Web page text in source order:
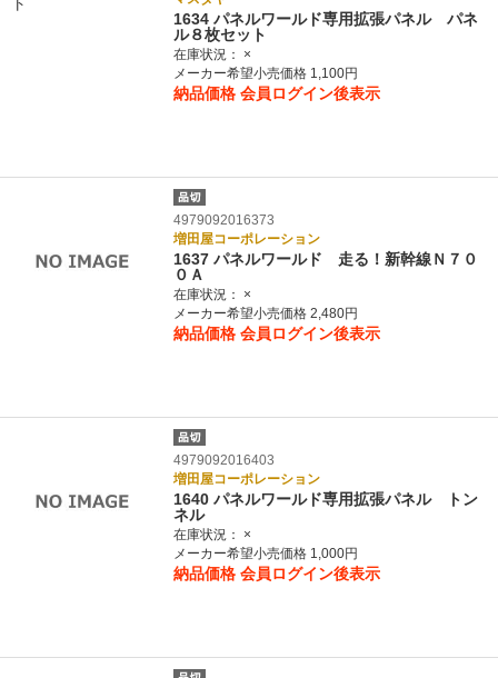
1634 パネルワールド専用拡張パネル パネ
ル８枚セット
在庫状況：
×
メーカー希望小売価格 1,100円
納品価格 会員ログイン後表示
4979092016373
増田屋コーポレーション
1637 パネルワールド 走る！新幹線Ｎ７０
０Ａ
在庫状況：
×
メーカー希望小売価格 2,480円
納品価格 会員ログイン後表示
4979092016403
増田屋コーポレーション
1640 パネルワールド専用拡張パネル トン
ネル
在庫状況：
×
メーカー希望小売価格 1,000円
納品価格 会員ログイン後表示